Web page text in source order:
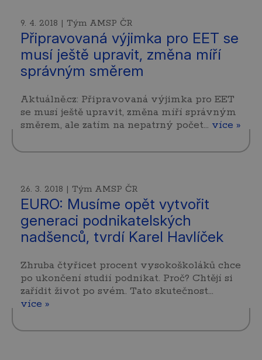
9. 4. 2018 | Tým AMSP ČR
Připravovaná výjimka pro EET se
musí ještě upravit, změna míří
správným směrem
Aktuálně.cz: Připravovaná výjimka pro EET
se musí ještě upravit, změna míří správným
směrem, ale zatím na nepatrný počet… více »
26. 3. 2018 | Tým AMSP ČR
EURO: Musíme opět vytvořit
generaci podnikatelských
nadšenců, tvrdí Karel Havlíček
Zhruba čtyřicet procent vysokoškoláků chce
po ukončení studií podnikat. Proč? Chtějí si
zařídit život po svém. Tato skutečnost…
více »